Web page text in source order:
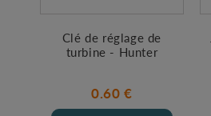
Clé de réglage de
turbine - Hunter
0.60 €